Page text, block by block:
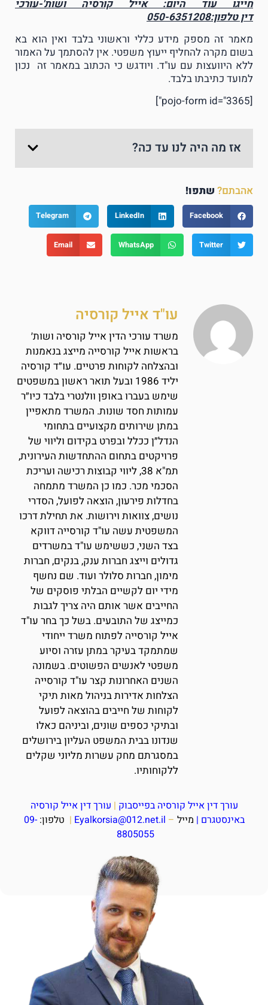
חייגו עוד היום: אייל קורסיה ושות'-עורכי
דיןטלפון:050-6351208
מאמר זה מספק מידע כללי וראשוני בלבד ואין הוא בא
בשום מקרה להחליף ייעוץ משפטי. אין להסתמך על האמור
ללא היוועצות עם עו"ד. ויודגש כי הכתוב במאמר זה נכון
למועד כתיבתו בלבד.
[pojo-form id="3365"]
אז מה היה לנו עד כה?
אהבתם? שתפו!
Facebook
LinkedIn
Telegram
Twitter
WhatsApp
Email
עו"ד אייל קורסיה
משרד עורכי הדין אייל קורסיה ושות׳
בראשות אייל קורסייה מייצג בנאמנות
ובהצלחה לקוחות פרטיים. עו״ד קורסיה
יליד 1986 ובעל תואר ראשון במשפטים
שימש בעברו באופן וולנטרי בלבד כיו״ר
עמותות חסד שונות. המשרד מתאפיין
במתן שירותים מקצועיים בתחומי
הנדל״ן ככלל ובפרט בקידום וליווי של
פרויקטים בתחום ההתחדשות העירונית,
תמ"א 38, ליווי קבוצות רכישה ועריכת
הסכמי מכר. כמו כן המשרד מתמחה
בחדלות פירעון, הוצאה לפועל, הסדרי
נושים, צוואות וירושות. את תחילת דרכו
המשפטית עשה עו"ד קורסייה דווקא
בצד השני, כששימש עו"ד במשרדים
גדולים וייצג חברות ענק, בנקים, חברות
מימון, חברות סלולר ועוד. שם נחשף
מידי יום לקשיים הבלתי פוסקים של
החייבים אשר אותם היה צריך לגבות
כמייצג של התובעים. בשל כך בחר עו"ד
אייל קורסייה לפתוח משרד ייחודי
שמתמקד בעיקר במתן עזרה וסיוע
משפטי לאנשים הפשוטים. בשמונה
השנים האחרונות קצר עו"ד קורסייה
הצלחות אדירות בניהול מאות תיקי
לקוחות של חייבים בהוצאה לפועל
ובתיקי כספים שונים, וביניהם כאלו
שנדונו בבית המשפט העליון בירושלים
במסגרתם מחק עשרות מליוני שקלים
ללקוחותיו.
עורך דין אייל קורסיה בפייסבוק | עורך דין אייל קורסיה
באינסטגרם | מייל –
Eyalkorsia@012.net.il
| טלפון: 09-
8805055